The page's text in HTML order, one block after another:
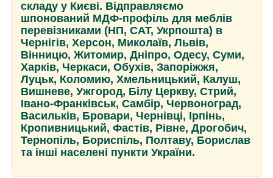
складу у Києві. Відправляємо
шпонований МДФ-профіль для меблів
перевізниками (НП, САТ, Укрпошта) в
Чернігів, Херсон, Миколаїв, Львів,
Вінницю, Житомир, Дніпро, Одесу, Суми,
Харків, Черкаси, Обухів, Запоріжжя,
Луцьк, Коломию, Хмельницький, Калуш,
Вишневе, Ужгород, Білу Церкву, Стрий,
Івано-Франківськ, Самбір, Червоноград,
Васильків, Бровари, Чернівці, Ірпінь,
Кропивницький, Фастів, Рівне, Дрогобич,
Тернопіль, Бориспіль, Полтаву, Борислав
та інші населені пункти України.